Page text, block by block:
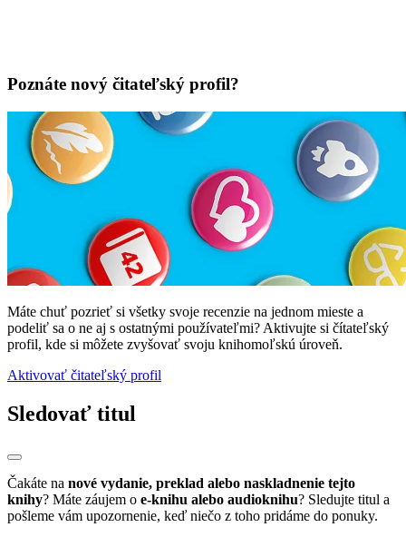
Poznáte nový čitateľský profil?
Máte chuť pozrieť si všetky svoje recenzie na jednom mieste a
podeliť sa o ne aj s ostatnými používateľmi? Aktivujte si čítateľský
profil, kde si môžete zvyšovať svoju knihomoľskú úroveň.
Aktivovať čitateľský profil
Sledovať titul
Čakáte na nové vydanie, preklad alebo naskladnenie tejto
knihy? Máte záujem o e-knihu alebo audioknihu? Sledujte titul a
pošleme vám upozornenie, keď niečo z toho pridáme do ponuky.